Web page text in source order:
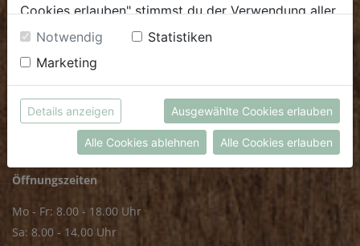
Mo - Do: 8.00 - 16.00 Uhr
Fr: 8.00 - 15.00 Uhr
.dieBiokiste@biohof.at
T.+43 7272 2597
FRISCHMARKT
Öffnungszeiten
Mo - Fr: 8.00 - 18.00 Uhr
Sa: 8.00 - 14.00 Uhr
Cookies erlauben" stimmst du der Verwendung aller
Cookies zu. Unter "Details anzeigen" findest du alle
Infos zu den unterschiedlichen Cookies, du kannst
auch entscheiden, welche Cookies du erlauben
möchtest.
Weitere Informationen findest du in unserer
Datenschutzerklärung
bzw. imImpressum
Notwendig
Statistiken
Marketing
Details anzeigen Ausgewählte Cookies erlauben
Alle Cookies ablehnen Alle Cookies erlauben